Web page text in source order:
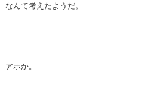
なんて考えたようだ。
アホか。